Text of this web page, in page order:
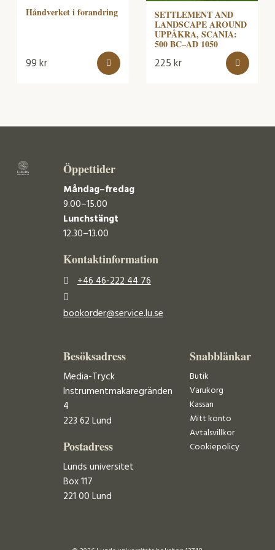
Håndverket i forandring
99kr
SETTLEMENT AND
LANDSCAPE AROUND
UPPÅKRA, SCANIA:
500 BC–AD 1050
225kr
Öppettider
Måndag–fredag
9.00–15.00
Lunchstängt
12.30–13.00
Kontaktinformation
+46 46-222 44 76
bookorder@service.lu.se
Besöksadress
Media-Tryck
Instrumentmakaregränden
4
223 62 Lund
Postadress
Lunds universitet
Box 117
221 00 Lund
Snabblänkar
Butik
Varukorg
Kassan
Mitt konto
Avtalsvillkor
Cookiepolicy